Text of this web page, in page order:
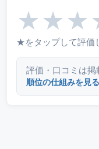
★ ★ ★
★をタップして評価
評価・口コミは掲
順位の仕組みを見